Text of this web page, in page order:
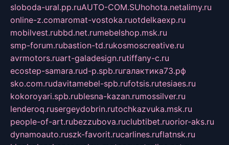
sloboda-ural.pp.ruAUTO-COM.SUhohota.netalimy.ru
online-z.comaromat-vostoka.ruotdelkaexp.ru
mobilvest.rubbd.net.rumebelshop.msk.ru
smp-forum.rubastion-td.rukosmoscreative.ru
avrmotors.ruart-galadesign.rutiffany-c.ru
ecostep-samara.rud-p.spb.ruгалактика73.рф
sko.com.rudavitamebel-spb.rufotsis.rutesiaes.ru
kokoroyari.spb.rublesna-kazan.rumossilver.ru
lenderoq.rusergeydobrin.rutochkazvuka.msk.ru
people-of-art.rubezzubova.ruclubtibet.ruorior-aks.ru
dynamoauto.ruszk-favorit.rucarlines.ruflatnsk.ru